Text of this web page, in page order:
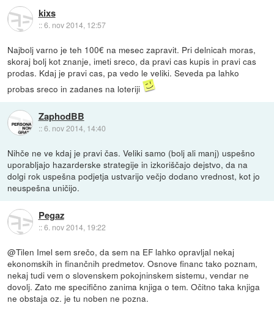
kixs
::6. nov 2014, 12:57
Najbolj varno je teh 100€ na mesec zapravit. Pri delnicah moras,
skoraj bolj kot znanje, imeti sreco, da pravi cas kupis in pravi cas
prodas. Kdaj je pravi cas, pa vedo le veliki. Seveda pa lahko
probas sreco in zadanes na loteriji
ZaphodBB
::6. nov 2014, 14:40
Nihče ne ve kdaj je pravi čas. Veliki samo (bolj ali manj) uspešno
uporabljajo hazarderske strategije in izkoriščajo dejstvo, da na
dolgi rok uspešna podjetja ustvarijo večjo dodano vrednost, kot jo
neuspešna uničijo.
Pegaz
::6. nov 2014, 19:22
@Tilen Imel sem srečo, da sem na EF lahko opravljal nekaj
ekonomskih in finančnih predmetov. Osnove financ tako poznam,
nekaj tudi vem o slovenskem pokojninskem sistemu, vendar ne
dovolj. Zato me specifično zanima knjiga o tem. Očitno taka knjiga
ne obstaja oz. je tu noben ne pozna.